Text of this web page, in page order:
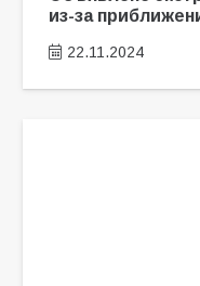
из-за
22.11.2024